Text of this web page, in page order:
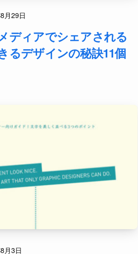
月29日
ディアでシェアされる
るデザインの秘訣11個
月3日